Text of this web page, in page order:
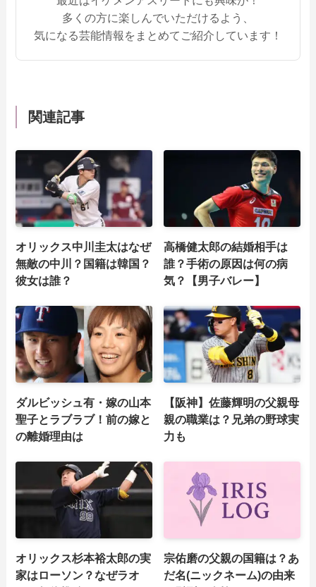
多くの方に楽しんでいただけるよう、
気になる芸能情報をまとめてご紹介しています！
関連記事
オリックス中川圭太はなぜ
無敵の中川？国籍は韓国？
彼女は誰？
高橋健太郎の結婚相手は
誰？手術の原因は何の病
気？【男子バレー】
ダルビッシュ有・嫁の山本
聖子とラブラブ！前の嫁と
の離婚理由は
【阪神】佐藤輝明の父親母
親の職業は？兄弟の野球実
力も
オリックス杉本裕太郎の実
家はローソン？なぜラオ
宗佑磨の父親の国籍は？あ
だ名(ニックネーム)の由来